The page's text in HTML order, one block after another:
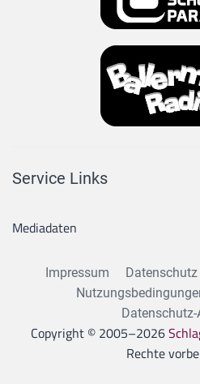
Service Links
Mediadaten
Impressum Datenschutz
Copyright © 2005–2026
Rechte